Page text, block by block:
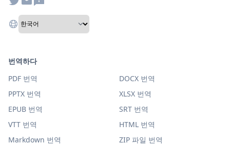
번역하다
PDF 번역
DOCX 번역
PPTX 번역
XLSX 번역
EPUB 번역
SRT 번역
VTT 번역
HTML 번역
Markdown 번역
ZIP 파일 번역